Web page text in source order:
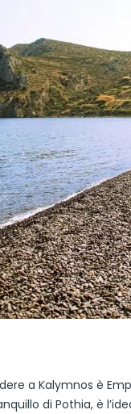
a Kalymnos è
di Pothia, è